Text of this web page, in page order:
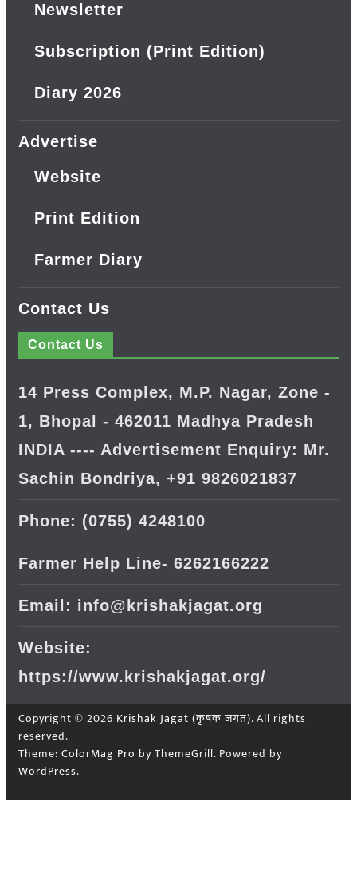
Newsletter
Subscription (Print Edition)
Diary 2026
Advertise
Website
Print Edition
Farmer Diary
Contact Us
Contact Us
14 Press Complex, M.P. Nagar, Zone -
1, Bhopal - 462011 Madhya Pradesh
INDIA ---- Advertisement Enquiry: Mr.
Sachin Bondriya, +91 9826021837
Phone: (0755) 4248100
Farmer Help Line- 6262166222
Email: info@krishakjagat.org
Website:
https://www.krishakjagat.org/
Copyright © 2026 Krishak Jagat (कृषक जगत). All rights
reserved.
Theme: ColorMag Pro by ThemeGrill. Powered by
WordPress.